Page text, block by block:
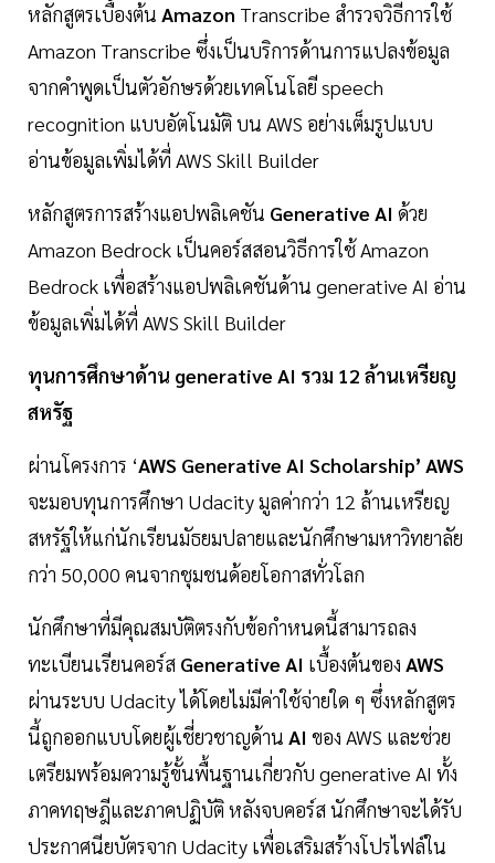
หลักสูตรเบื้องต้น Amazon Transcribe สำรวจวิธีการใช้
Amazon Transcribe ซึ่งเป็นบริการด้านการแปลงข้อมูล
จากคำพูดเป็นตัวอักษรด้วยเทคโนโลยี speech
recognition แบบอัตโนมัติ บน AWS อย่างเต็มรูปแบบ
อ่านข้อมูลเพิ่มได้ที่ AWS Skill Builder
หลักสูตรการสร้างแอปพลิเคชัน Generative AI ด้วย
Amazon Bedrock เป็นคอร์สสอนวิธีการใช้ Amazon
Bedrock เพื่อสร้างแอปพลิเคชันด้าน generative AI อ่าน
ข้อมูลเพิ่มได้ที่ AWS Skill Builder
ทุนการศึกษาด้าน generative AI รวม 12 ล้านเหรียญ
สหรัฐ
ผ่านโครงการ ‘AWS Generative AI Scholarship’ AWS
จะมอบทุนการศึกษา Udacity มูลค่ากว่า 12 ล้านเหรียญ
สหรัฐให้แก่นักเรียนมัธยมปลายและนักศึกษามหาวิทยาลัย
กว่า 50,000 คนจากชุมชนด้อยโอกาสทั่วโลก
นักศึกษาที่มีคุณสมบัติตรงกับข้อกำหนดนี้สามารถลง
ทะเบียนเรียนคอร์ส Generative AI เบื้องต้นของ AWS
ผ่านระบบ Udacity ได้โดยไม่มีค่าใช้จ่ายใด ๆ ซึ่งหลักสูตร
นี้ถูกออกแบบโดยผู้เชี่ยวชาญด้าน AI ของ AWS และช่วย
เตรียมพร้อมความรู้ขั้นพื้นฐานเกี่ยวกับ generative AI ทั้ง
ภาคทฤษฎีและภาคปฏิบัติ หลังจบคอร์ส นักศึกษาจะได้รับ
ประกาศนียบัตรจาก Udacity เพื่อเสริมสร้างโปรไฟล์ใน